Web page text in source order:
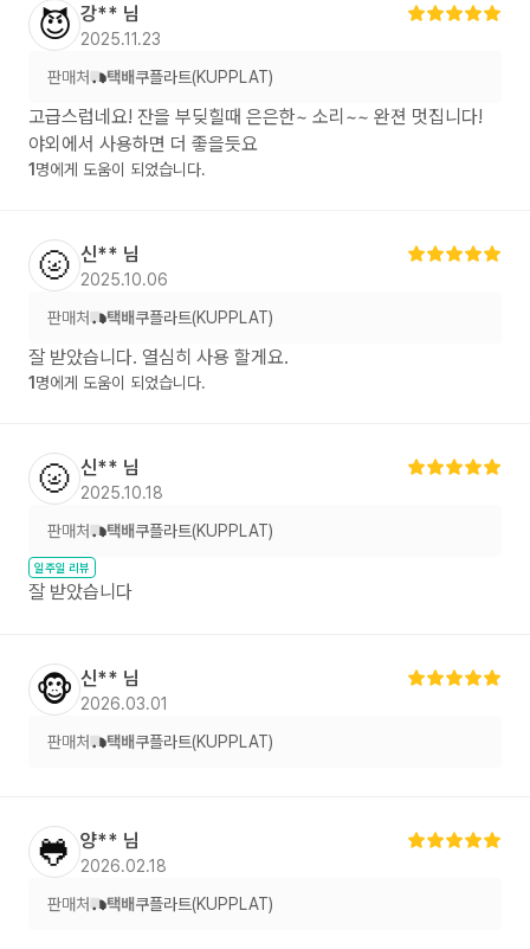
😈 강** 님
2025.11.23
판매처 택배쿠플라트(KUPPLAT)
고급스럽네요! 잔을 부딪힐때 은은한~ 소리~~ 완젼 멋집니다!
야외에서 사용하면 더 좋을듯요
1 명에게 도움이 되었습니다.
🌝 신** 님
2025.10.06
판매처 택배쿠플라트(KUPPLAT)
잘 받았습니다. 열심히 사용 할게요.
1 명에게 도움이 되었습니다.
🌝 신** 님
2025.10.18
판매처 택배쿠플라트(KUPPLAT)
일주일 리뷰
잘 받았습니다
🐵 신** 님
2026.03.01
판매처 택배쿠플라트(KUPPLAT)
🐸 양** 님
2026.02.18
판매처 택배쿠플라트(KUPPLAT)